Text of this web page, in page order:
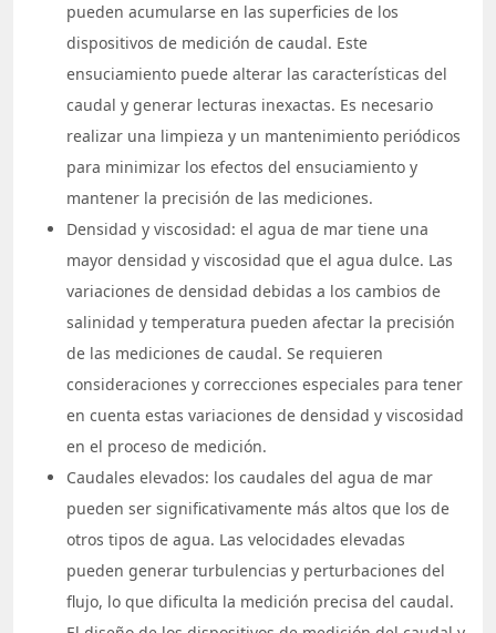
pueden acumularse en las superficies de los
dispositivos de medición de caudal. Este
ensuciamiento puede alterar las características del
caudal y generar lecturas inexactas. Es necesario
realizar una limpieza y un mantenimiento periódicos
para minimizar los efectos del ensuciamiento y
mantener la precisión de las mediciones.
Densidad y viscosidad: el agua de mar tiene una
mayor densidad y viscosidad que el agua dulce. Las
variaciones de densidad debidas a los cambios de
salinidad y temperatura pueden afectar la precisión
de las mediciones de caudal. Se requieren
consideraciones y correcciones especiales para tener
en cuenta estas variaciones de densidad y viscosidad
en el proceso de medición.
Caudales elevados: los caudales del agua de mar
pueden ser significativamente más altos que los de
otros tipos de agua. Las velocidades elevadas
pueden generar turbulencias y perturbaciones del
flujo, lo que dificulta la medición precisa del caudal.